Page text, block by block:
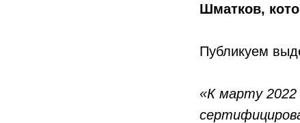
Шматков,
Публикуем
«К марту 2022